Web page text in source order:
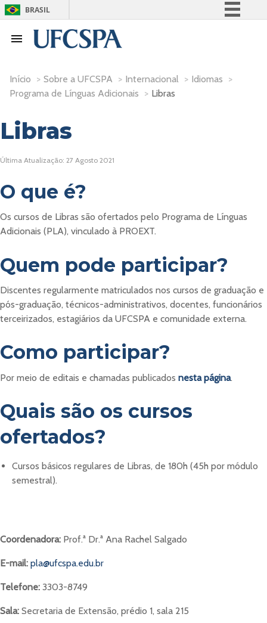
BRASIL
Início > Sobre a UFCSPA > Internacional > Idiomas >
Programa de Línguas Adicionais > Libras
Libras
Última Atualização: 27 Agosto 2021
O que é?
Os cursos de Libras são ofertados pelo Programa de Línguas
Adicionais (PLA), vinculado à PROEXT.
Quem pode participar?
Discentes regularmente matriculados nos cursos de graduação e
pós-graduação, técnicos-administrativos, docentes, funcionários
terceirizados, estagiários da UFCSPA e comunidade externa.
Como participar?
Por meio de editais e chamadas publicados nesta página.
Quais são os cursos
ofertados?
Cursos básicos regulares de Libras, de 180h (45h por módulo
semestral).
Coordenadora: Prof.ª Dr.ª Ana Rachel Salgado
E-mail: pla@ufcspa.edu.br
Telefone: 3303-8749
Sala: Secretaria de Extensão, prédio 1, sala 215